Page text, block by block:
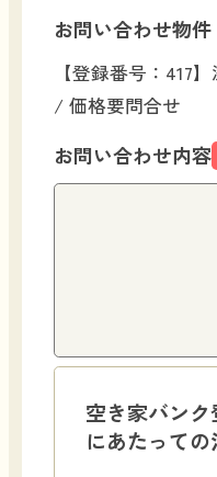
お問い合わせ物件
【登録番号：417
/ 価格要問合せ
お問い合わせ内容
空き家バン
にあたって